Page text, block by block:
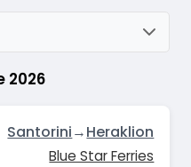
2026
Santorini→Heraklion
Blue Star Ferries